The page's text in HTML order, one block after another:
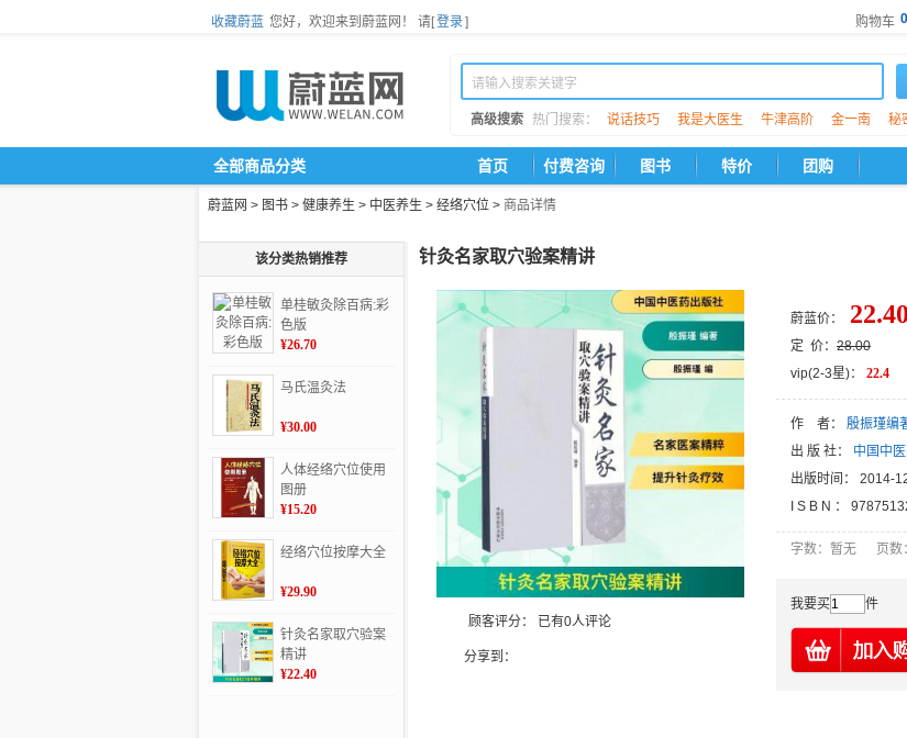
收藏蔚蓝 您好，欢迎来到蔚蓝网！ 请[登录] 购物车 0
高级搜索 热门搜索： 说话技巧 我是大医生 牛津高阶 金一南 秘
全部商品分类 首页 付费咨询 图书 特价 团购
蔚蓝网 > 图书 > 健康养生 > 中医养生 > 经络穴位 > 商品详情
该分类热销推荐
单桂敏灸除百病:彩
色版
¥26.70
马氏温灸法
¥30.00
人体经络穴位使用
图册
¥15.20
经络穴位按摩大全
¥29.90
针灸名家取穴验案
精讲
¥22.40
针灸名家取穴验案精讲
顾客评分： 已有0人评论
分享到：
蔚蓝价： 22.40
定 价： 28.00 折
vip(2-3星)： 22.4
作 者： 殷振瑾编
出 版 社：
中国中
出版时间：
2014-
I S B N ：
字数：暂无 页
我要买 件